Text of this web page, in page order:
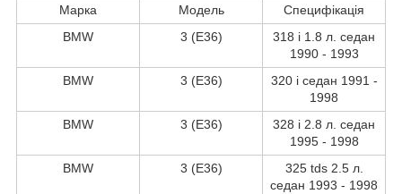
Марка Модель
Специфікація
BMW
3 (E36)
318 i 1.8 л. седан
1990 - 1993
BMW
3 (E36)
320 i седан 1991 -
1998
BMW
3 (E36)
328 i 2.8 л. седан
1995 - 1998
BMW
3 (E36)
325 tds 2.5 л.
седан 1993 - 1998